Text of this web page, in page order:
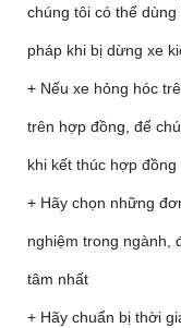
chúng tôi có thể
pháp khi bị dừng xe
+ Nếu xe hỏng hóc
trên hợp đồng, để
khi kết thúc hợp đồng
+ Hãy chọn những
nghiệm trong ngành,
tâm nhất
+ Hãy chuẩn bị thời